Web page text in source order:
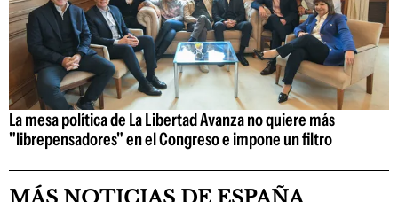
La mesa política de La Libertad Avanza no quiere más
"librepensadores" en el Congreso e impone un filtro